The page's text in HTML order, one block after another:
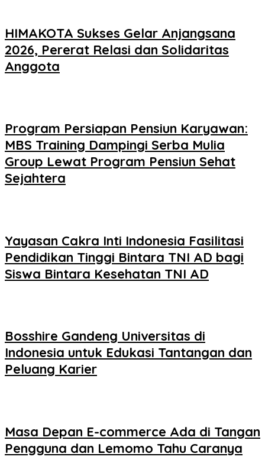
HIMAKOTA Sukses Gelar Anjangsana
2026, Pererat Relasi dan Solidaritas
Anggota
Program Persiapan Pensiun Karyawan:
MBS Training Dampingi Serba Mulia
Group Lewat Program Pensiun Sehat
Sejahtera
Yayasan Cakra Inti Indonesia Fasilitasi
Pendidikan Tinggi Bintara TNI AD bagi
Siswa Bintara Kesehatan TNI AD
Bosshire Gandeng Universitas di
Indonesia untuk Edukasi Tantangan dan
Peluang Karier
Masa Depan E-commerce Ada di Tangan
Pengguna dan Lemomo Tahu Caranya